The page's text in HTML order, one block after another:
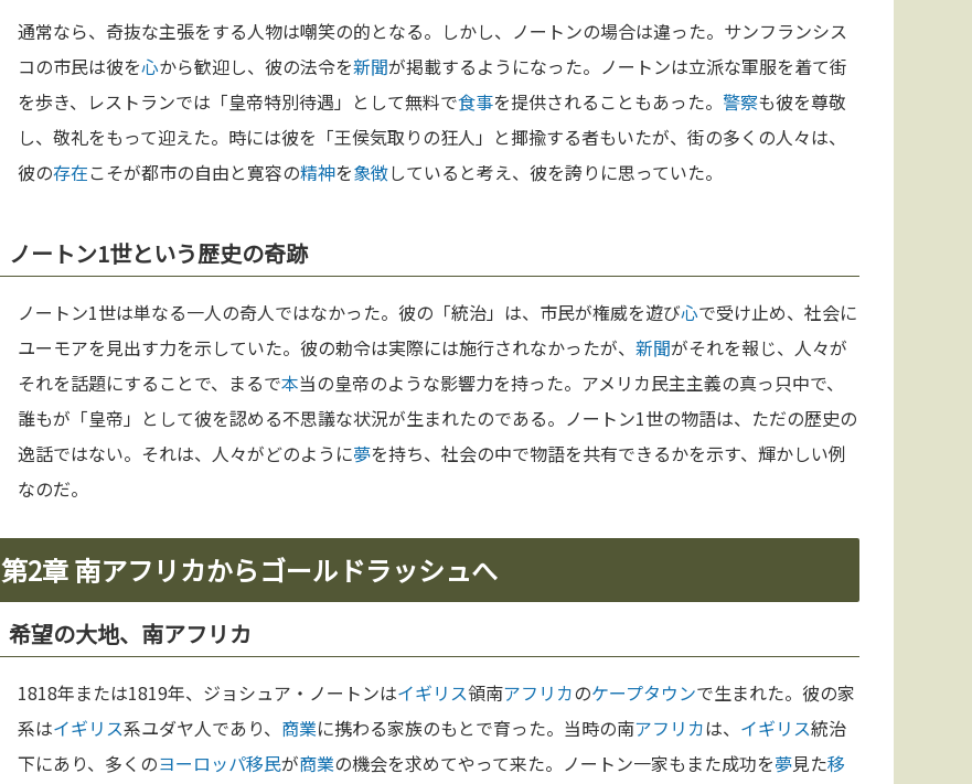
通常なら、奇抜な主張をする人物は嘲笑の的となる。しかし、ノートンの場合は違った。サンフランシス
コの市民は彼を心から歓迎し、彼の法令を新聞が掲載するようになった。ノートンは立派な軍服を着て街
を歩き、レストランでは「皇帝特別待遇」として無料で食事を提供されることもあった。 警察も彼を尊敬
し、敬礼をもって迎えた。時には彼を「王侯気取りの狂人」と揶揄する者もいたが、街の多くの人々は、
彼の存在こそが都市の自由と寛容の精神を象徴していると考え、彼を誇りに思っていた。
ノートン1世という歴史の奇跡
ノートン1世は単なる一人の奇人ではなかった。彼の「統治」は、市民が権威を遊び心で受け止め、社会に
ユーモアを見出す力を示していた。彼の勅令は実際には施行されなかったが、 新聞がそれを報じ、人々が
それを話題にすることで、まるで本当の皇帝のような影響力を持った。アメリカ民主主義の真っ只中で、
誰もが「皇帝」として彼を認める不思議な状況が生まれたのである。ノートン1世の物語は、ただの歴史の
逸話ではない。それは、人々がどのように夢を持ち、社会の中で物語を共有できるかを示す、輝かしい例
なのだ。
第2章 南アフリカからゴールドラッシュへ
希望の大地、南アフリカ
1818年または1819年、ジョシュア・ノートンはイギリス領南アフリカのケープタウンで生まれた。彼の家
系はイギリス系ユダヤ人であり、 商業に携わる家族のもとで育った。当時の南アフリカは、 イギリス統治
下にあり、多くのヨーロッパ移民が商業の機会を求めてやって来た。ノートン一家もまた成功を夢見た移